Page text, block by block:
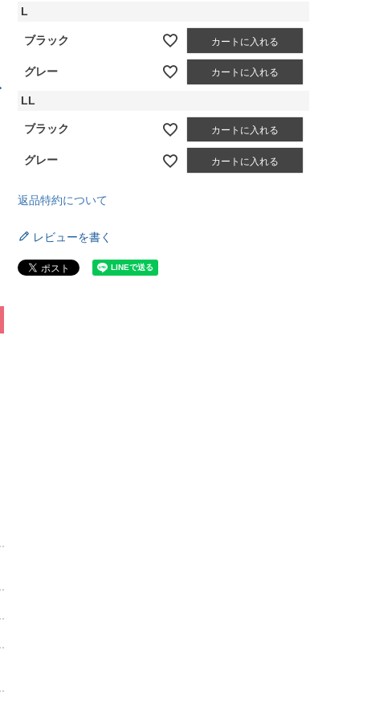
L
ブラック カートに入れる
グレー カートに入れる
LL
ブラック カートに入れる
グレー カートに入れる
返品特約について
レビューを書く